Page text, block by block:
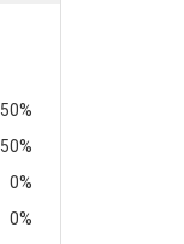
50%
50%
0%
0%